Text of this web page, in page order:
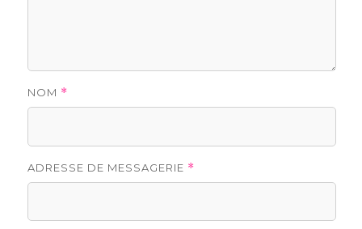
NOM *
ADRESSE DE MESSAGERIE *